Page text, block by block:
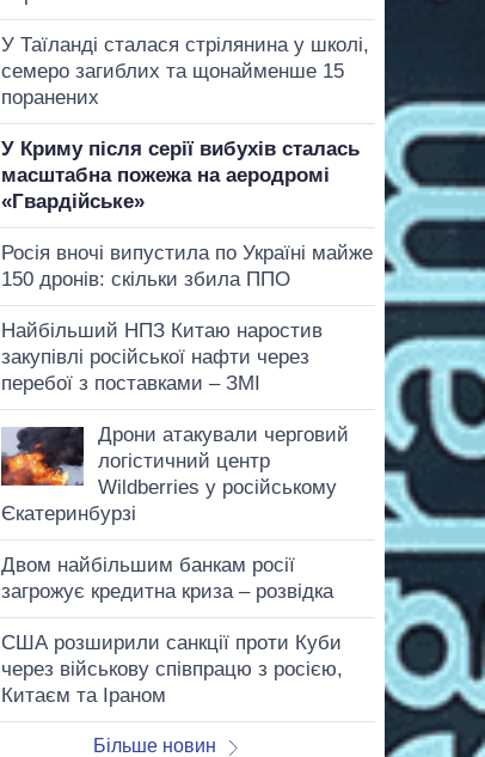
У Таїланді сталася стрілянина у школі,
семеро загиблих та щонайменше 15
поранених
У Криму після серії вибухів сталась
масштабна пожежа на аеродромі
«Гвардійське»
Росія вночі випустила по Україні майже
150 дронів: скільки збила ППО
Найбільший НПЗ Китаю наростив
закупівлі російської нафти через
перебої з поставками – ЗМІ
Дрони атакували черговий
логістичний центр
Wildberries у російському
Єкатеринбурзі
Двом найбільшим банкам росії
загрожує кредитна криза – розвідка
США розширили санкції проти Куби
через військову співпрацю з росією,
Китаєм та Іраном
Більше новин